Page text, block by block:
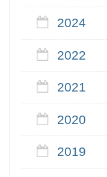
2024
2022
2021
2020
2019